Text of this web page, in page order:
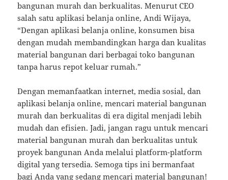
bangunan murah dan berkualitas. Menurut CEO
salah satu aplikasi belanja online, Andi Wijaya,
“Dengan aplikasi belanja online, konsumen bisa
dengan mudah membandingkan harga dan kualitas
material bangunan dari berbagai toko bangunan
tanpa harus repot keluar rumah.”
Dengan memanfaatkan internet, media sosial, dan
aplikasi belanja online, mencari material bangunan
murah dan berkualitas di era digital menjadi lebih
mudah dan efisien. Jadi, jangan ragu untuk mencari
material bangunan murah dan berkualitas untuk
proyek bangunan Anda melalui platform-platform
digital yang tersedia. Semoga tips ini bermanfaat
bagi Anda yang sedang mencari material bangunan!